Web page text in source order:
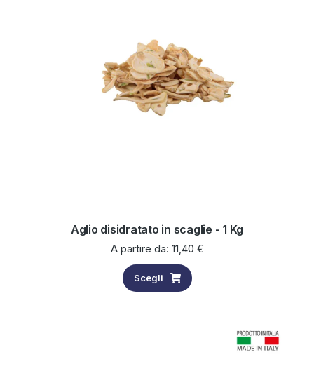
Aglio disidratato in scaglie - 1 Kg
A partire da: 11,40 €
Scegli